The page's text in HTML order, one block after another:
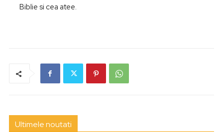
Biblie si cea atee.
Ultimele noutati